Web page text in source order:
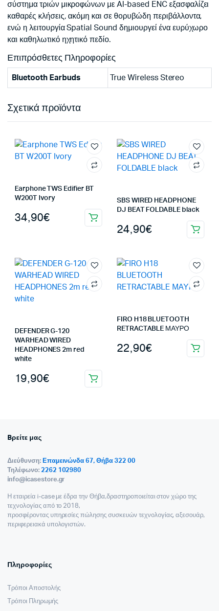
σύστημα τριών μικροφώνων με AI-based ENC εξασφαλίζει
καθαρές κλήσεις, ακόμη και σε θορυβώδη περιβάλλοντα,
ενώ η λειτουργία Spatial Sound δημιουργεί ένα ευρύχωρο
και καθηλωτικό ηχητικό πεδίο.
Επιπρόσθετες Πληροφορίες
Bluetooth Earbuds True Wireless Stereo
Σχετικά προϊόντα
Earphone TWS Edifier BT
W200T Ivory
34,90€
SBS WIRED HEADPHONE
DJ BEAT FOLDABLE black
24,90€
DEFENDER G-120
WARHEAD WIRED
HEADPHONES 2m red
white
19,90€
FIRO H18 BLUETOOTH
RETRACTABLE ΜΑΥΡΟ
22,90€
Bρείτε μας
Διεύθυνση: Επαμεινώνδα 67, Θήβα 322 00
Τηλέφωνο: 2262 102980
info@icasestore.gr
Η εταιρεία i-case με έδρα την Θήβα,δραστηροποιείται στον χώρο της
τεχνολογίας από το 2018,
προσφέροντας υπηρεσίες πώλησης συσκευών τεχνολογίας, αξεσουάρ,
περιφερειακά υπολογιστών.
Πληροφορίες
Τρόποι Αποστολής
Τρόποι Πληρωμής